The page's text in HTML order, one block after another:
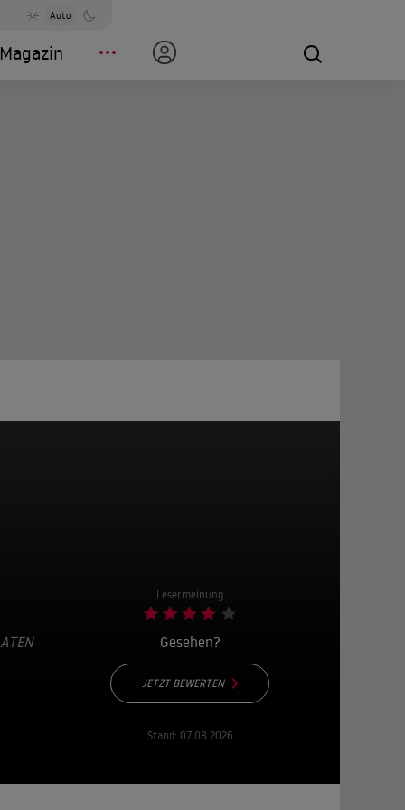
Auto
Magazin
Lesermeinung
Gesehen?
JETZT BEWERTEN
Stand: 07.08.2026